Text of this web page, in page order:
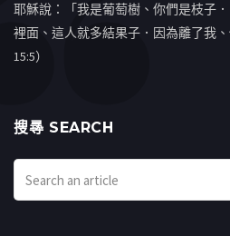
耶穌說：「我是葡萄樹、你們是枝子
裡面、這人就多結果子．因為離了我
15:5）
搜㝷 SEARCH